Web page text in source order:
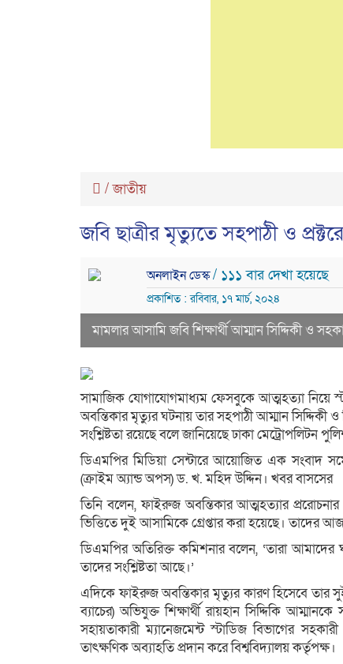
/জাতীয়
জবি ছাত্রীর মৃত্যুতে সহপাঠী ও
অনলাইন ডেস্ক/ ১১১ বার দেখা হয়েছে
প্রকাশিত : রবিবার, ১৭ মার্চ, ২০২৪
মামলার আসামি জবি শিক্ষার্থী আম্মান সিদ্দিকী ও
সামাজিক যোগাযোগমাধ্যম ফেসবুকে আত্মহত্যা নিয়ে
অবন্তিকার মৃত্যুর ঘটনায় তার সহপাঠী আম্মান সিদ্দিকী ও
সংশ্লিষ্টতা রয়েছে বলে জানিয়েছে ঢাকা মেট্রোপলিটন
ডিএমপির মিডিয়া সেন্টারে আয়োজিত এক সংবাদ
(ক্রাইম অ্যান্ড অপস) ড. খ. মহিদ উদ্দিন। খবর বাসসের
তিনি বলেন, ফাইরুজ অবন্তিকার আত্মহত্যার
ভিত্তিতে দুই আসামিকে গ্রেপ্তার করা হয়েছে। তাদের
ডিএমপির অতিরিক্ত কমিশনার বলেন, ‘তারা আমাদের
তাদের সংশ্লিষ্টতা আছে।’
এদিকে ফাইরুজ অবন্তিকার মৃত্যুর কারণ হিসেবে তার
ব্যাচের) অভিযুক্ত শিক্ষার্থী রায়হান সিদ্দিকি
সহায়তাকারী ম্যানেজমেন্ট স্টাডিজ বিভাগের
তাৎক্ষণিক অব্যাহতি প্রদান করে বিশ্ববিদ্যালয় কর্তৃপক্ষ।